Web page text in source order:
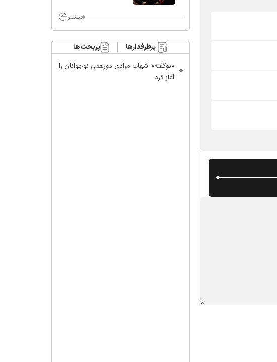
محسن چاوشی چه
مراقب ماست/ مردم
دهن تفرقه افکنان بزنند
بیشتر
پرطرفدارها پربحث‌ها
«نوگفته»؛ شهاب مرادی دورهمی نوجوانان را
آغاز کرد